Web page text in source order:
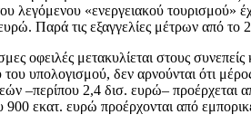
λεγόμενου «ενεργειακού τουρισμού»
Παρά τις εξαγγελίες μέτρων από
οφειλές μετακυλίεται στους
υπολογισμού, δεν αρνούνται ότι
–περίπου 2,4 δισ. ευρώ– προέρχεται
900 εκατ. ευρώ προέρχονται από